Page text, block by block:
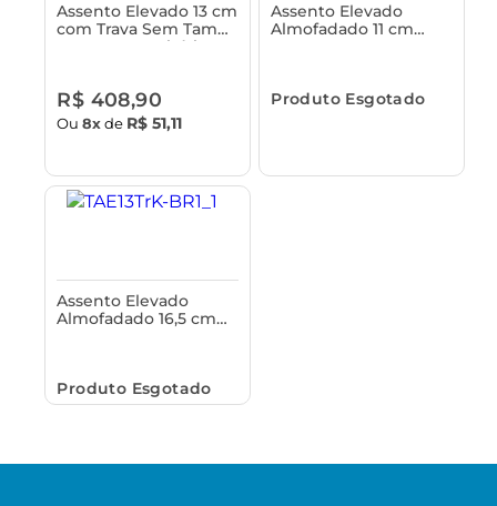
Assento Elevado 13 cm
com Trava Sem Tampa
para Vaso Sanitário
R$ 408,90
Ou8xde R$ 51,11
Assento Elevado
Almofadado 11 cm
Produto Esgotado
Assento Elevado
Almofadado 16,5 cm
Produto Esgotado